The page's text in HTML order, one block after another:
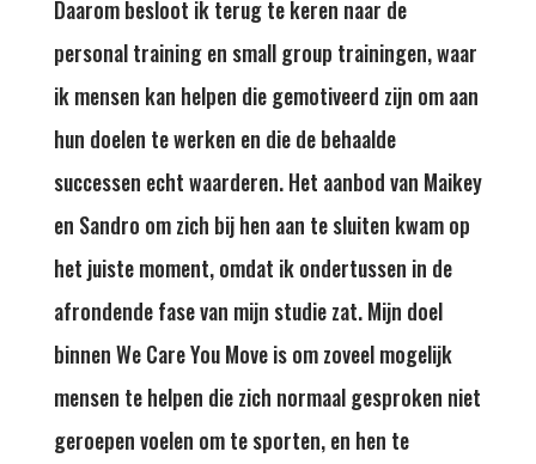
Daarom besloot ik terug te keren naar de
personal training en small group trainingen, waar
ik mensen kan helpen die gemotiveerd zijn om aan
hun doelen te werken en die de behaalde
successen echt waarderen. Het aanbod van Maikey
en Sandro om zich bij hen aan te sluiten kwam op
het juiste moment, omdat ik ondertussen in de
afrondende fase van mijn studie zat. Mijn doel
binnen We Care You Move is om zoveel mogelijk
mensen te helpen die zich normaal gesproken niet
geroepen voelen om te sporten, en hen te